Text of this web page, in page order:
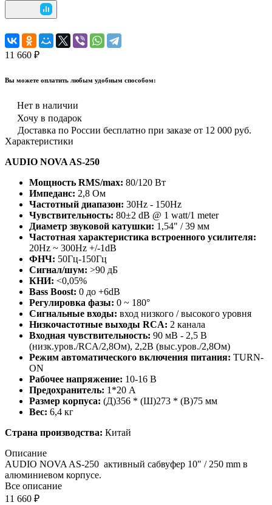
11 660 ₽
Вы можете оплатить любым удобным способом:
Нет в наличии
Хочу в подарок
Доставка по России бесплатно при заказе от 12 000 руб.
Характеристики
AUDIO NOVA AS-250
Мощность RMS/max: 80/120 Вт
Импеданс: 2,8 Ом
Частотный диапазон: 30Hz - 150Hz
Чувствительность: 80±2 dB @ 1 watt/1 meter
Диаметр звуковой катушки: 1,54" / 39 мм
Частотная характеристика встроенного усилителя:
20Hz ~ 300Hz +/-1dB
ФНЧ: 50Гц-150Гц
Сигнал/шум: >90 дБ
КНИ: <0,05%
Bass Boost: 0 до +6dB
Регулировка фазы: 0 ~ 180°
Сигнальные входы: вход низкого / высокого уровня
Низкочастотные выходы RCA: 2 канала
Входная чувствительность: 90 мВ - 2,5 В
(низк.уров./RCA/2,8Ом), 2,2В (выс.уров./2,8Ом)
Режим автоматического включения питания: TURN-
ON
Рабочее напряжение: 10-16 В
Предохранитель: 1*20 А
Размер корпуса: (Д)356 * (Ш)273 * (В)75 мм
Вес: 6,4 кг
Страна производства: Китай
Описание
AUDIO NOVA AS-250 активный сабвуфер 10" / 250 mm в
алюминиевом корпусе.
Все описание
11 660 ₽